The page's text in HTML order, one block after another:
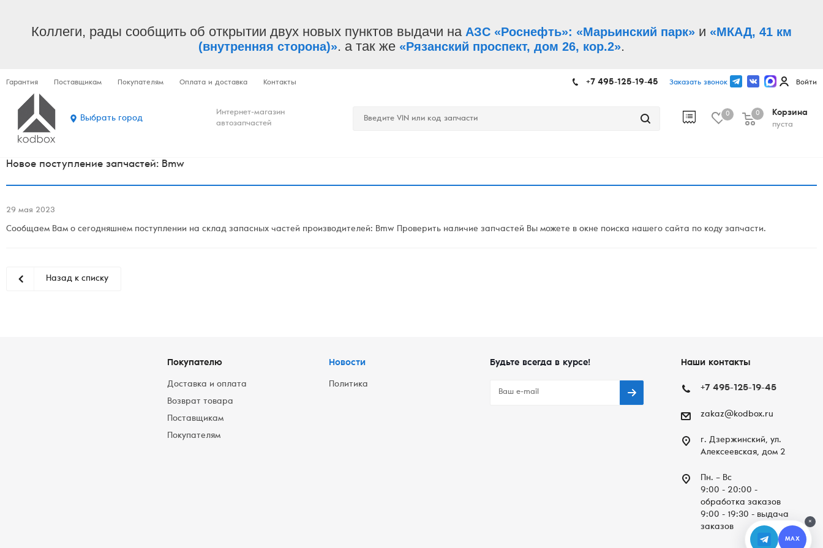
Коллеги, рады сообщить об открытии двух новых пунктов выдачи на АЗС «Роснефть»: «Марьинский парк» и «МКАД, 41 км
(внутренняя сторона)». а так же «Рязанский проспект, дом 26, кор.2».
Гарантия Поставщикам Покупателям Оплата и доставка Контакты +7 495-125-19-45 Заказать звонок Войти
Выбрать город
Интернет-магазин
автозапчастей
0
Корзина
пуста
0
Новое поступление запчастей: Bmw
29 мая 2023
Сообщаем Вам о сегодняшнем поступлении на склад запасных частей производителей: Bmw Проверить наличие запчастей Вы можете в окне поиска нашего сайта по коду запчасти.
Назад к списку
Покупателю
Доставка и оплата
Возврат товара
Поставщикам
Покупателям
Новости
Политика
Будьте всегда в курсе! Наши контакты
+7 495-125-19-45
zakaz@kodbox.ru
г. Дзержинский, ул.
Алексеевская, дом 2
Пн. – Вc
9:00 - 20:00 -
обработка заказов
9:00 - 19:30 - выдача
заказов
×
MAX